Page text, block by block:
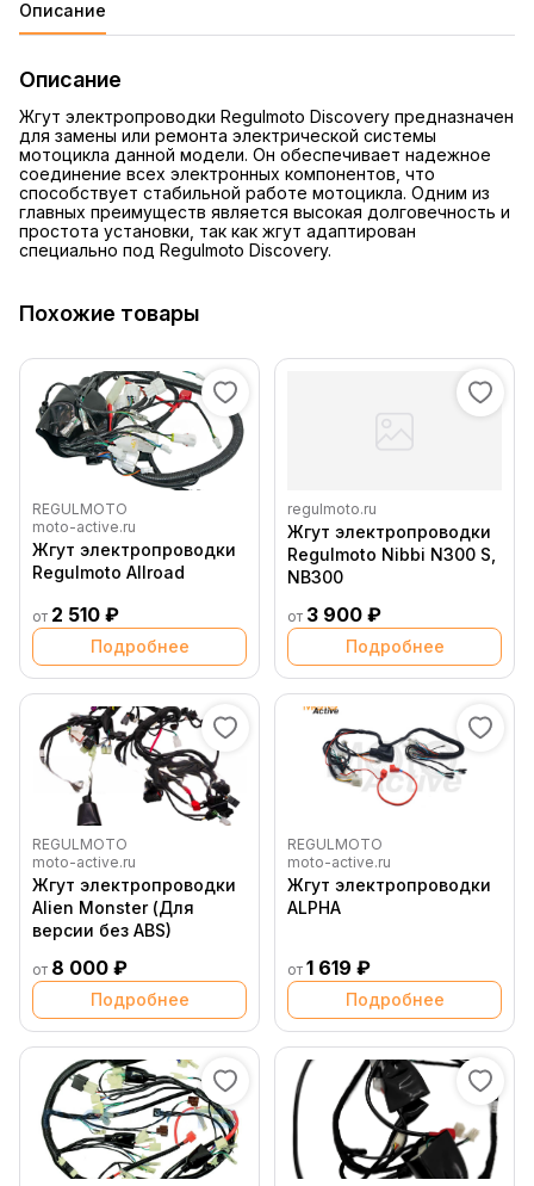
Описание
Описание
Жгут электропроводки Regulmoto Discovery предназначен
для замены или ремонта электрической системы
мотоцикла данной модели. Он обеспечивает надежное
соединение всех электронных компонентов, что
способствует стабильной работе мотоцикла. Одним из
главных преимуществ является высокая долговечность и
простота установки, так как жгут адаптирован
специально под Regulmoto Discovery.
Похожие товары
REGULMOTO
moto-active.ru
Жгут электропроводки
Regulmoto Allroad
от 2 510 ₽
Подробнее
regulmoto.ru
Жгут электропроводки
Regulmoto Nibbi N300 S,
NB300
от 3 900 ₽
Подробнее
REGULMOTO
moto-active.ru
Жгут электропроводки
Alien Monster (Для
версии без ABS)
от 8 000 ₽
Подробнее
REGULMOTO
moto-active.ru
Жгут электропроводки
ALPHA
от 1 619 ₽
Подробнее